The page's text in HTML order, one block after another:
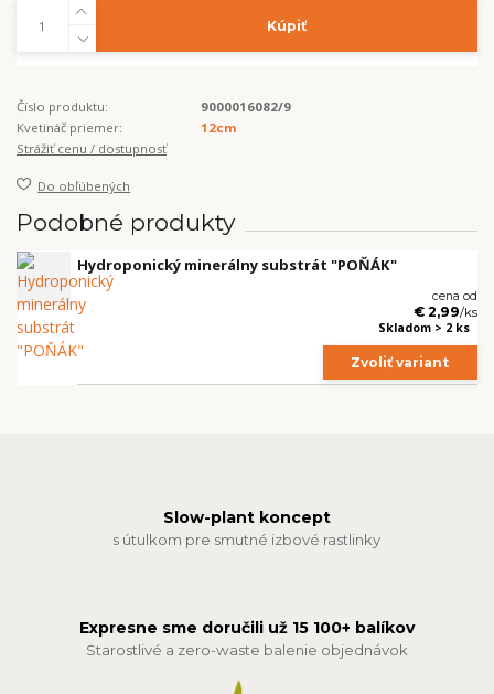
Kúpiť
Číslo produktu:
9000016082/9
Kvetináč priemer:
12cm
Strážiť cenu / dostupnosť
Do obľúbených
Podobné produkty
Hydroponický minerálny substrát "POŇÁK"
cena od
€ 2,99/ks
Skladom > 2 ks
Zvoliť variant
Slow-plant koncept
s útulkom pre smutné izbové rastlinky
Expresne sme doručili už 15 100+ balíkov
Starostlivé a zero-waste balenie objednávok